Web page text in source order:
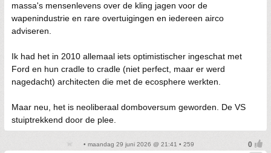
massa's mensenlevens over de kling jagen voor de
wapenindustrie en rare overtuigingen en iedereen airco
adviseren.
Ik had het in 2010 allemaal iets optimistischer ingeschat met
Ford en hun cradle to cradle (niet perfect, maar er werd
nagedacht) architecten die met de ecosphere werkten.
Maar neu, het is neoliberaal domboversum geworden. De VS
stuiptrekkend door de plee.
• maandag 29 juni 2026 @ 21:41 • 259